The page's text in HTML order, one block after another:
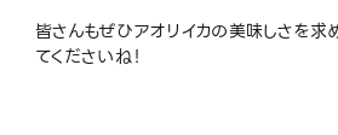
皆さんもぜひアオリイカの美味しさを求
てくださいね！